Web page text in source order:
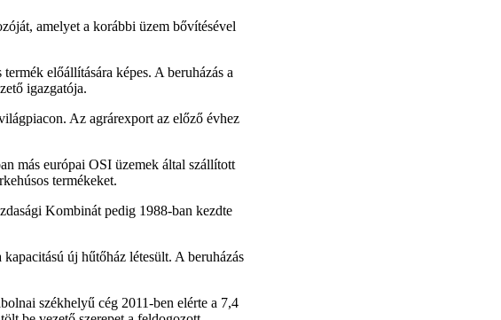
amelyet a korábbi üzem bővítésével
előállítására képes. A beruházás a
igazgatója.
Az agrárexport az előző évhez
más európai OSI üzemek által szállított
termékeket.
Kombinát pedig 1988-ban kezdte
új hűtőház létesült. A beruházás
székhelyű cég 2011-ben elérte a 7,4